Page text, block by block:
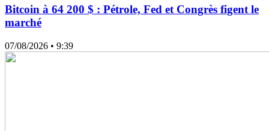
Bitcoin à 64 200 $ : Pétrole, Fed et Congrès figent le
marché
07/08/2026 • 9:39